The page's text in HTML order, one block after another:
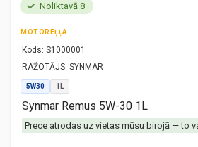
Noliktavā 8
MOTOREĻĻA
Kods: S1000001
RAŽOTĀJS: SYNMAR
5W30 1L
Synmar Remus 5W-30 1L
Prece atrodas uz vietas mūsu birojā — to